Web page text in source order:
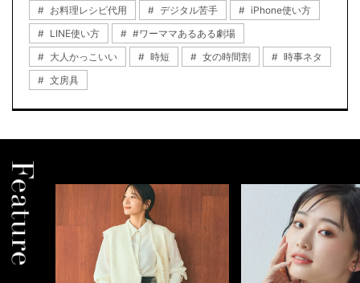
お料理レシピ代用
デジタル苦手
iPhone使い方
LINE使い方
#ワーママあるある劇場
大人かっこいい
時短 女の時間割
時事ネタ
文房具